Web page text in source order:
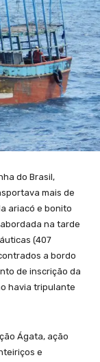
do Brasil,
mais de
ariacó e bonito
na tarde
(407
a bordo
de inscrição da
havia tripulante
Ágata, ação
e